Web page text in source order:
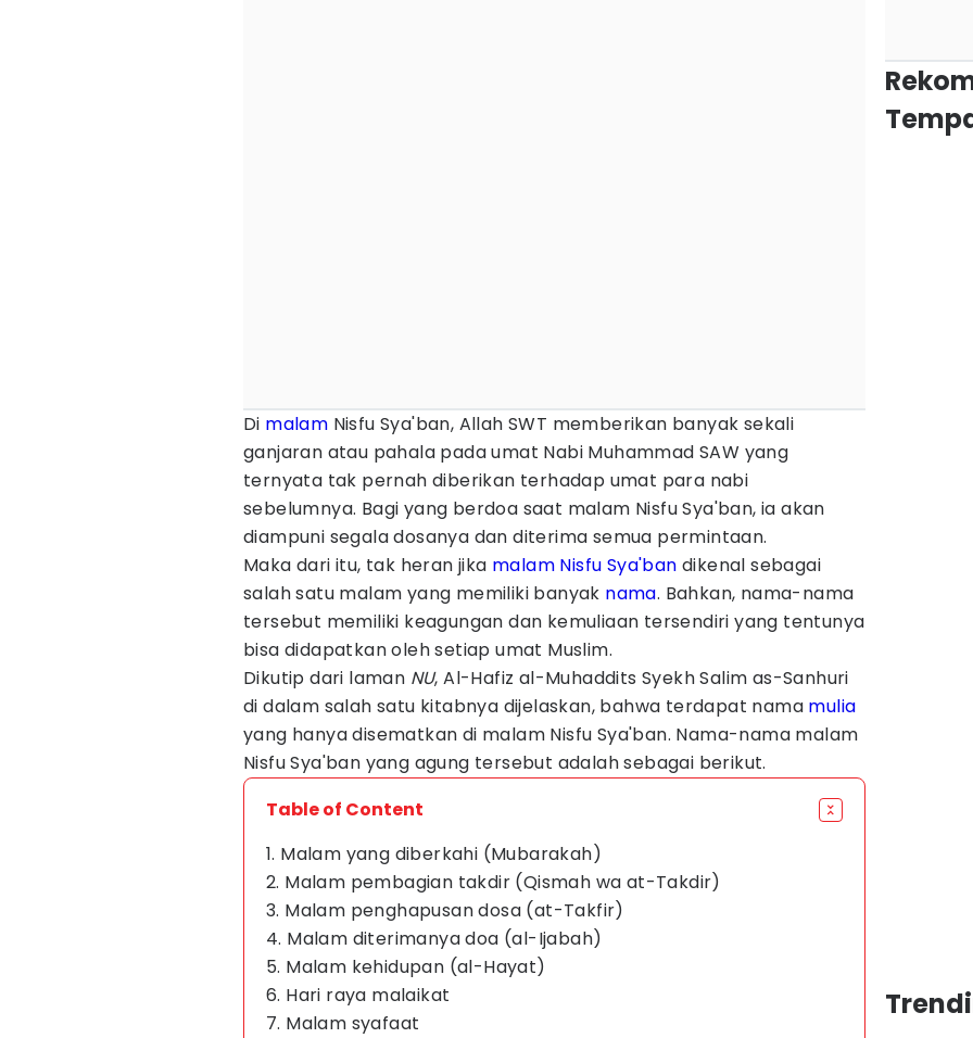
Di malam Nisfu Sya'ban, Allah SWT memberikan banyak sekali
ganjaran atau pahala pada umat Nabi Muhammad SAW yang
ternyata tak pernah diberikan terhadap umat para nabi
sebelumnya. Bagi yang berdoa saat malam Nisfu Sya'ban, ia akan
diampuni segala dosanya dan diterima semua permintaan.
Maka dari itu, tak heran jika malam Nisfu Sya'ban dikenal sebagai
salah satu malam yang memiliki banyak nama. Bahkan, nama-nama
tersebut memiliki keagungan dan kemuliaan tersendiri yang tentunya
bisa didapatkan oleh setiap umat Muslim.
Dikutip dari laman NU, Al-Hafiz al-Muhaddits Syekh Salim as-Sanhuri
di dalam salah satu kitabnya dijelaskan, bahwa terdapat nama mulia
yang hanya disematkan di malam Nisfu Sya'ban. Nama-nama malam
Nisfu Sya'ban yang agung tersebut adalah sebagai berikut.
Table of Content
1. Malam yang diberkahi (Mubarakah)
2. Malam pembagian takdir (Qismah wa at-Takdir)
3. Malam penghapusan dosa (at-Takfir)
4. Malam diterimanya doa (al-Ijabah)
5. Malam kehidupan (al-Hayat)
6. Hari raya malaikat
7. Malam syafaat